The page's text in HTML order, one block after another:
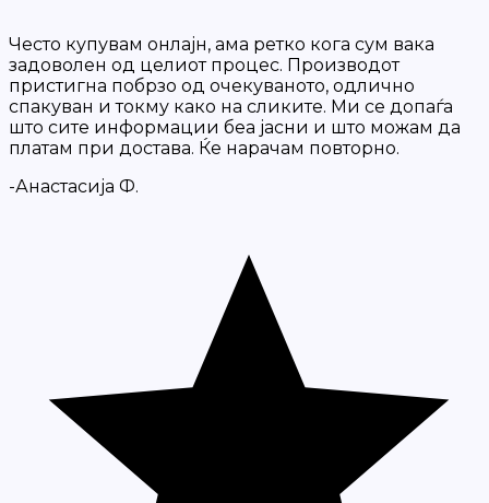
Често купувам онлајн, ама ретко кога сум вака
задоволен од целиот процес. Производот
пристигна побрзо од очекуваното, одлично
спакуван и токму како на сликите. Ми се допаѓа
што сите информации беа јасни и што можам да
платам при достава. Ќе нарачам повторно.
-Анастасија Ф.